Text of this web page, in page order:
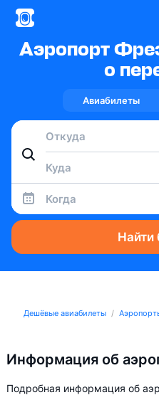
Аэропорт
о
Авиабилеты
Когда
Найти
Дешёвые авиабилеты
Информация об
Подробная информация об